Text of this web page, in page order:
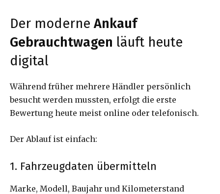
Der moderneAnkauf
Gebrauchtwagen läuft heute
digital
Während früher mehrere Händler persönlich
besucht werden mussten, erfolgt die erste
Bewertung heute meist online oder telefonisch.
Der Ablauf ist einfach:
1. Fahrzeugdaten übermitteln
Marke, Modell, Baujahr und Kilometerstand